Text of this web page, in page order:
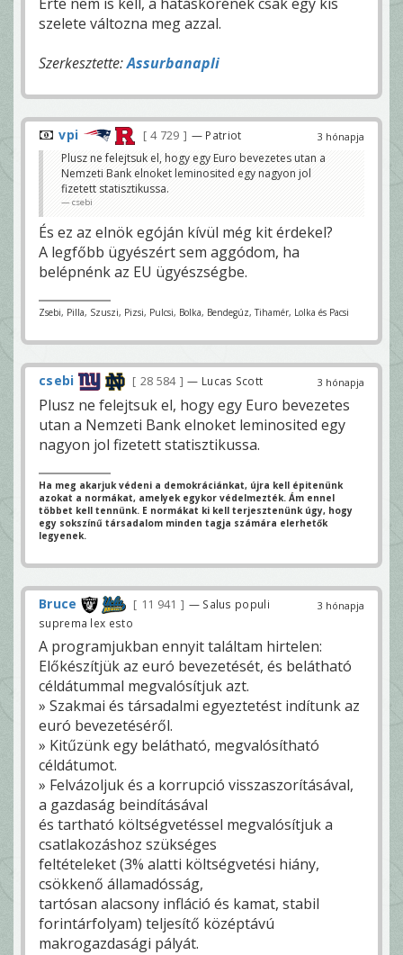
szelete változna meg azzal.
Szerkesztette:Assurbanapli
3 hónapja
vpi 4 729 — Patriot
Plusz ne felejtsuk el, hogy egy Euro bevezetes utan a
Nemzeti Bank elnoket leminosited egy nagyon jol
fizetett statisztikussa.
csebi
És ez az elnök egóján kívül még kit érdekel?
A legfőbb ügyészért sem aggódom, ha
belépnénk az EU ügyészségbe.
Zsebi, Pilla, Szuszi, Pizsi, Pulcsi, Bolka, Bendegúz, Tihamér, Lolka és Pacsi
3 hónapja
csebi 28 584 — Lucas Scott
Plusz ne felejtsuk el, hogy egy Euro bevezetes
utan a Nemzeti Bank elnoket leminosited egy
nagyon jol fizetett statisztikussa.
Ha meg akarjuk védeni a demokráciánkat, újra kell épitenünk
azokat a normákat, amelyek egykor védelmezték. Ám ennel
többet kell tennünk. E normákat ki kell terjesztenünk úgy, hogy
egy sokszínű társadalom minden tagja számára elerhetők
legyenek.
3 hónapja
Bruce 11 941
— Salus populi
suprema lex esto
A programjukban ennyit találtam hirtelen:
Előkészítjük az euró bevezetését, és belátható
céldátummal megvalósítjuk azt.
» Szakmai és társadalmi egyeztetést indítunk az
euró bevezetéséről.
» Kitűzünk egy belátható, megvalósítható
céldátumot.
» Felvázoljuk és a korrupció visszaszorításával,
a gazdaság beindításával
és tartható költségvetéssel megvalósítjuk a
csatlakozáshoz szükséges
feltételeket (3% alatti költségvetési hiány,
csökkenő államadósság,
tartósan alacsony infláció és kamat, stabil
forintárfolyam) teljesítő középtávú
makrogazdasági pályát.